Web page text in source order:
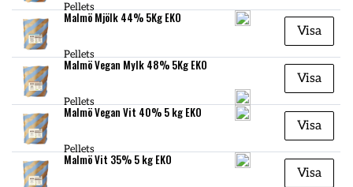
Pellets
Malmö Mjölk 44% 5Kg EKO
Pellets
Visa
Malmö Vegan Mylk 48% 5Kg EKO
Pellets
Visa
Malmö Vegan Vit 40% 5 kg EKO
Pellets
Visa
Malmö Vit 35% 5 kg EKO
Visa